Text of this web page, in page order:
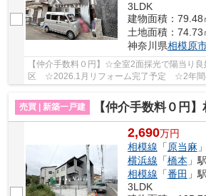
3LDK
建物面積：79.48
土地面積：74.73
神奈川県相模原
【仲介手数料０円】☆全室2面採光で陽当り
区 ☆2026.1月リフォーム完了予定 ☆2年
富な間取り ☆閑静な住宅街♪ 【相模原市緑区
売買 | 新築一戸建
【仲介手数料０円】相模原市中央区田
2,690万円
相模線 「 原当麻」
横浜線 「橋本 」駅
相模線 「番田 」駅
3LDK